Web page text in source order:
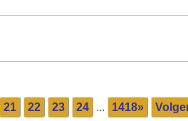
21 22 23 24 ... 1418»